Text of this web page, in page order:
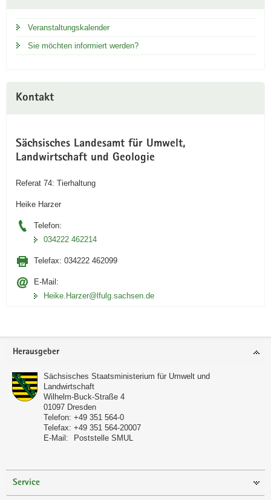
Veranstaltungskalender
Sie möchten informiert werden?
Kontakt
Sächsisches Landesamt für Umwelt,
Landwirtschaft und Geologie
Referat 74: Tierhaltung
Heike Harzer
Telefon:
034222 462214
Telefax: 034222 462099
E-Mail:
Heike.Harzer@lfulg.sachsen.de
Footer-
Herausgeber
Sächsisches Staatsministerium für Umwelt und
Landwirtschaft
Wilhelm-Buck-Straße 4
01097 Dresden
Telefon: +49 351 564-0
Telefax: +49 351 564-20007
E-Mail:
Poststelle SMUL
Service